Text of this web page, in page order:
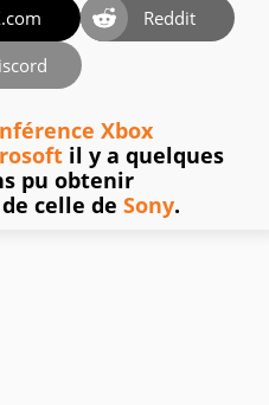
Reddit
Xbox
il y a quelques
pu obtenir
celle de Sony.